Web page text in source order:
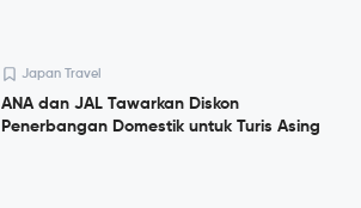
Japan Travel
ANA dan JAL Tawarkan Diskon
Penerbangan Domestik untuk Turis Asing